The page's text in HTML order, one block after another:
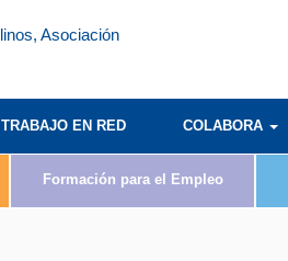
TRABAJO EN RED COLABORA
Formación para el Empleo